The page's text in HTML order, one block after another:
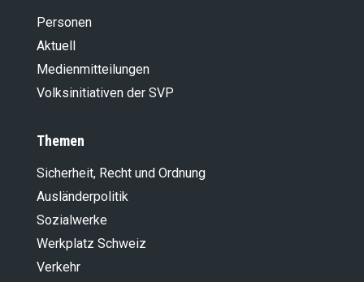
Personen
Aktuell
Medienmitteilungen
Volksinitiativen der SVP
Themen
Sicherheit, Recht und Ordnung
Ausländer­politik
Sozialwerke
Werkplatz Schweiz
Verkehr